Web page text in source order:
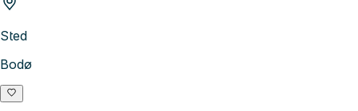
Sted
Bodø